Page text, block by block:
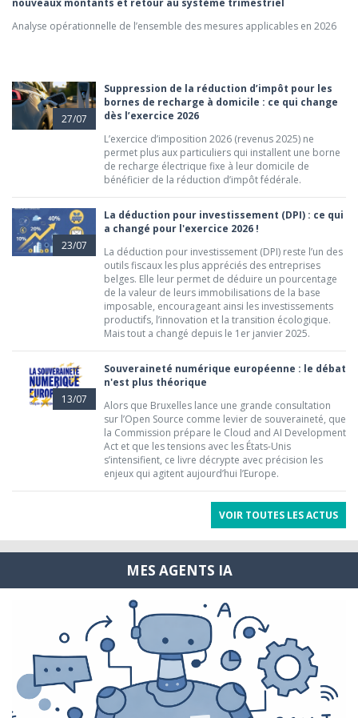
nouveaux montants et retour au système trimestriel
Analyse opérationnelle de l’ensemble des mesures applicables en 2026
27/07
Suppression de la réduction d’impôt pour les
bornes de recharge à domicile : ce qui change
dès l’exercice 2026
L’exercice d’imposition 2026 (revenus 2025) ne
permet plus aux particuliers qui installent une borne
de recharge électrique fixe à leur domicile de
bénéficier de la réduction d’impôt fédérale.
23/07
La déduction pour investissement (DPI) : ce qui
a changé pour l'exercice 2026 !
La déduction pour investissement (DPI) reste l’un des
outils fiscaux les plus appréciés des entreprises
belges. Elle leur permet de déduire un pourcentage
de la valeur de leurs immobilisations de la base
imposable, encourageant ainsi les investissements
productifs, l’innovation et la transition écologique.
Mais tout a changé depuis le 1er janvier 2025.
13/07
Souveraineté numérique européenne : le débat
n'est plus théorique
Alors que Bruxelles lance une grande consultation
sur l’Open Source comme levier de souveraineté, que
la Commission prépare le Cloud and AI Development
Act et que les tensions avec les États-Unis
s’intensifient, ce livre décrypte avec précision les
enjeux qui agitent aujourd’hui l’Europe.
VOIR TOUTES LES ACTUS
MES AGENTS IA